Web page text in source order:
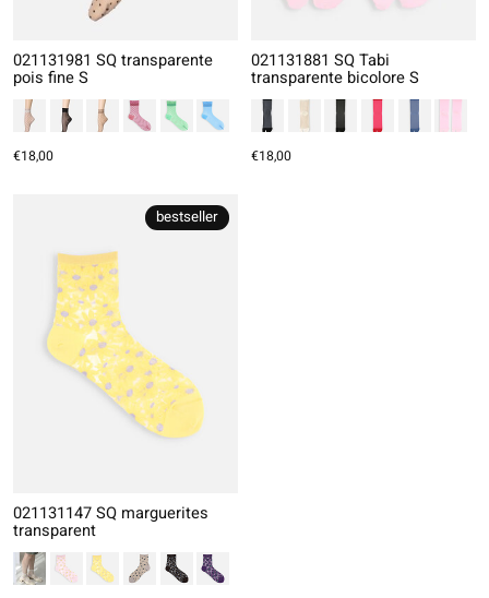
021131981 SQ transparente
pois fine S
€18,00
021131881 SQ Tabi
transparente bicolore S
€18,00
bestseller
021131147 SQ marguerites
transparent